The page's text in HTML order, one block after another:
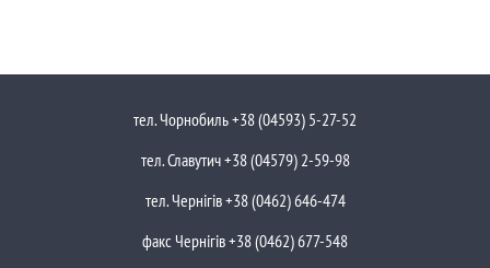
тел. Чорнобиль +38 (04593) 5-27-52
тел. Славутич +38 (04579) 2-59-98
тел. Чернігів +38 (0462) 646-474
факс Чернігів +38 (0462) 677-548